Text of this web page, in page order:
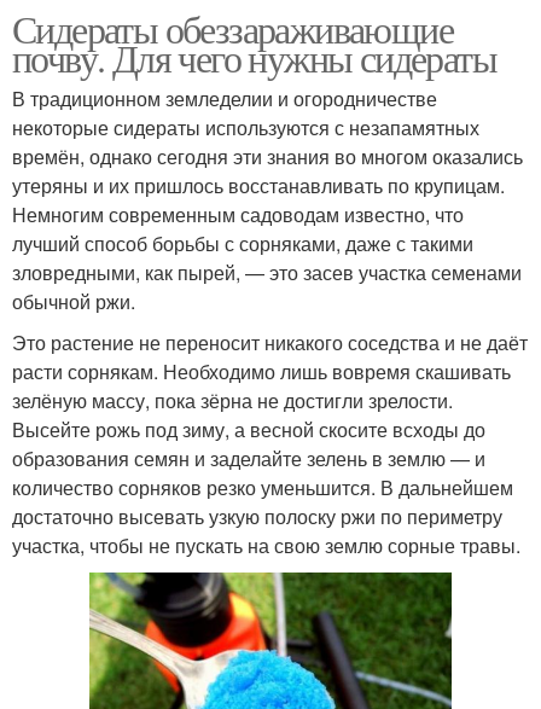
Сидераты обеззараживающие
почву. Для чего нужны сидераты
В традиционном земледелии и огородничестве
некоторые сидераты используются с незапамятных
времён, однако сегодня эти знания во многом оказались
утеряны и их пришлось восстанавливать по крупицам.
Немногим современным садоводам известно, что
лучший способ борьбы с сорняками, даже с такими
зловредными, как пырей, — это засев участка семенами
обычной ржи.
Это растение не переносит никакого соседства и не даёт
расти сорнякам. Необходимо лишь вовремя скашивать
зелёную массу, пока зёрна не достигли зрелости.
Высейте рожь под зиму, а весной скосите всходы до
образования семян и заделайте зелень в землю — и
количество сорняков резко уменьшится. В дальнейшем
достаточно высевать узкую полоску ржи по периметру
участка, чтобы не пускать на свою землю сорные травы.